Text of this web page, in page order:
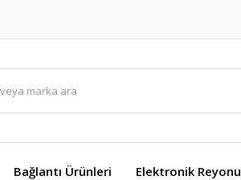
Bağlantı Ürünleri Elektronik Reyonu